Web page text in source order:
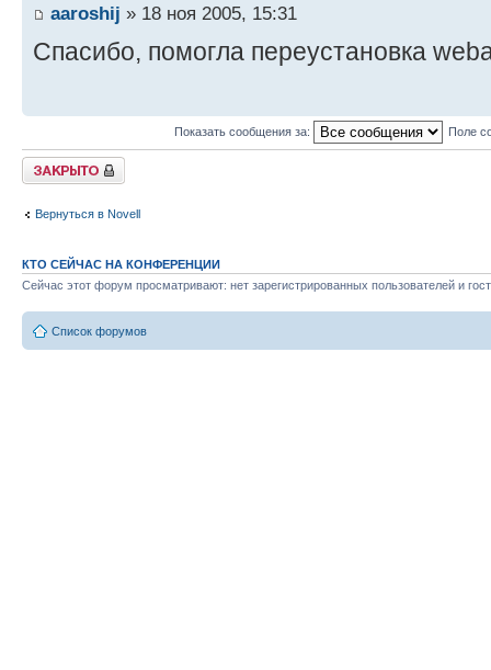
aaroshij » 18 ноя 2005, 15:31
Спасибо, помогла переустановка
Показать сообщения за: Поле
Закрыто
Вернуться в Novell
КТО СЕЙЧАС НА КОНФЕРЕНЦИИ
Сейчас этот форум просматривают: нет зарегистрированных пользователей и
Список форумов